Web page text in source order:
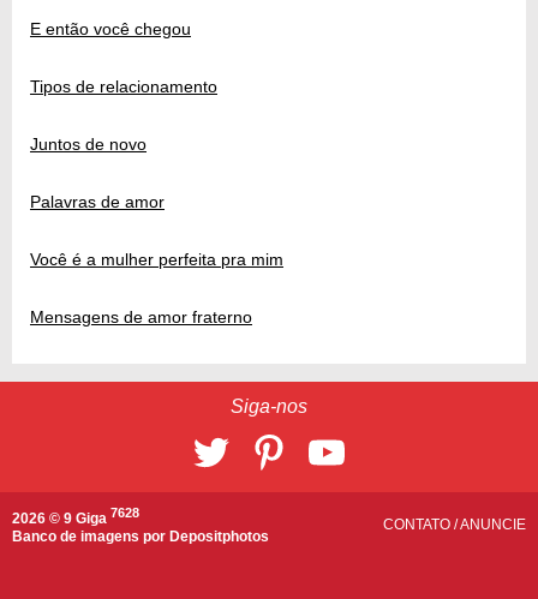
E então você chegou
Tipos de relacionamento
Juntos de novo
Palavras de amor
Você é a mulher perfeita pra mim
Mensagens de amor fraterno
Siga-nos
2026 © 9 Giga 7628
Banco de imagens por Depositphotos
CONTATO /ANUNCIE